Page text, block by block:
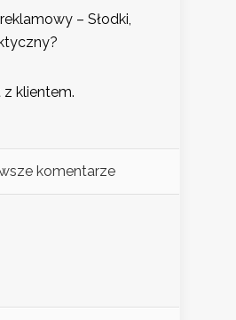
– Słodki,
z klientem.
komentarze